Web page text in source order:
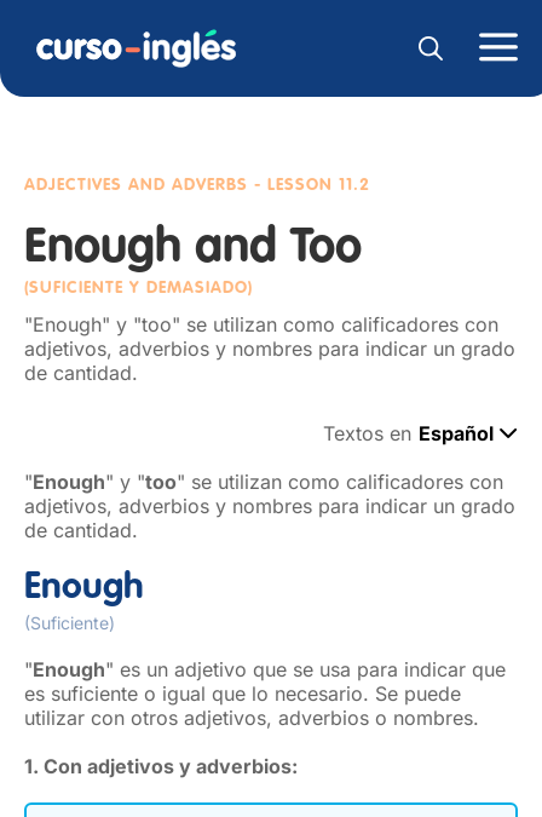
ADJECTIVES AND ADVERBS - LESSON 11.2
Enough and Too
(SUFICIENTE Y DEMASIADO)
"Enough" y "too" se utilizan como calificadores con
adjetivos, adverbios y nombres para indicar un grado
de cantidad.
Textos en Español
"Enough" y "too" se utilizan como calificadores con
adjetivos, adverbios y nombres para indicar un grado
de cantidad.
Enough
(Suficiente)
"Enough" es un adjetivo que se usa para indicar que
es suficiente o igual que lo necesario. Se puede
utilizar con otros adjetivos, adverbios o nombres.
1. Con adjetivos y adverbios: